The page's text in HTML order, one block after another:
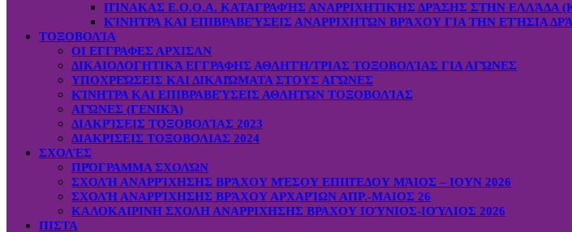
ΠΊΝΑΚΑΣ Ε.Ο.Ο.Α. ΚΑΤΑΓΡΑΦΉΣ ΑΝΑΡΡΙΧΗΤΙΚΉΣ ΔΡΆΣΗΣ ΣΤΗΝ ΕΛΛΆΔΑ
ΚΊΝΗΤΡΑ ΚΑΙ ΕΠΙΒΡΑΒΕΎΣΕΙΣ ΑΝΑΡΡΙΧΗΤΏΝ ΒΡΆΧΟΥ ΓΙΑ ΤΗΝ ΕΤΉΣΙΑ
ΤΟΞΟΒΟΛΊΑ
ΟΙ ΕΓΓΡΑΦΕΣ ΑΡΧΙΣΑΝ
ΔΙΚΑΙΟΛΟΓΗΤΙΚΆ ΕΓΓΡΑΦΗΣ ΑΘΛΗΤΉ/ΤΡΙΑΣ ΤΟΞΟΒΟΛΊΑΣ ΓΙΑ ΑΓΏΝΕΣ
ΥΠΟΧΡΕΏΣΕΙΣ ΚΑΙ ΔΙΚΑΙΏΜΑΤΑ ΣΤΟΥΣ ΑΓΏΝΕΣ
ΚΊΝΗΤΡΑ ΚΑΙ ΕΠΙΒΡΑΒΕΎΣΕΙΣ ΑΘΛΗΤΏΝ ΤΟΞΟΒΟΛΊΑΣ
ΑΓΏΝΕΣ (ΓΕΝΙΚΆ)
ΔΙΑΚΡΊΣΕΙΣ ΤΟΞΟΒΟΛΊΑΣ 2023
ΔΙΑΚΡΙΣΕΙΣ ΤΟΞΟΒΟΛΙΑΣ 2024
ΣΧΟΛΈΣ
ΠΡΌΓΡΑΜΜΑ ΣΧΟΛΏΝ
ΣΧΟΛΉ ΑΝΑΡΡΊΧΗΣΗΣ ΒΡΆΧΟΥ ΜΈΣΟΥ ΕΠΙΠΈΔΟΥ ΜΆΙΟΣ – ΙΟΥΝ 2026
ΣΧΟΛΉ ΑΝΑΡΡΊΧΗΣΗΣ ΒΡΆΧΟΥ ΑΡΧΑΡΊΩΝ ΑΠΡ.-ΜΑΙΟΣ 26
ΚΑΛΟΚΑΙΡΙΝΗ ΣΧΟΛΗ ΑΝΑΡΡΙΧΗΣΗΣ ΒΡΑΧΟΥ ΙΟΎΝΙΟΣ-ΙΟΎΛΙΟΣ 2026
ΠΙΣΤΑ